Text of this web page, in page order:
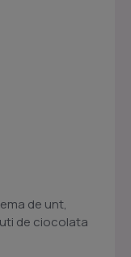
de unt,
de ciocolata